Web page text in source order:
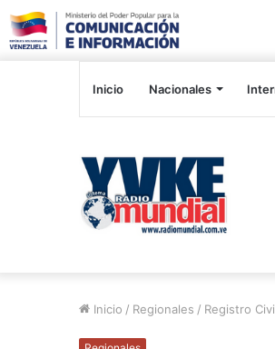
Inicio Nacionales
Inicio / Regionales / Registro